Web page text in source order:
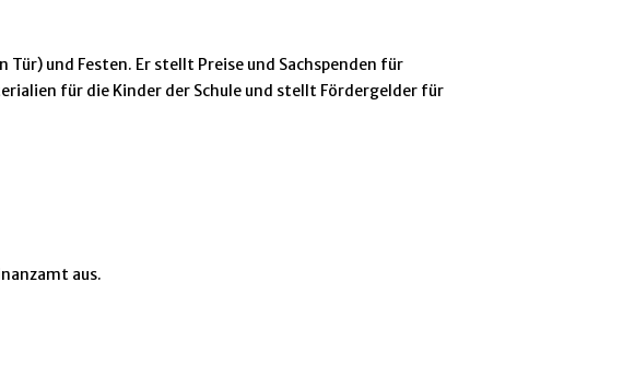
und Festen. Er stellt Preise und Sachspenden für
für die Kinder der Schule und stellt Fördergelder für
aus.